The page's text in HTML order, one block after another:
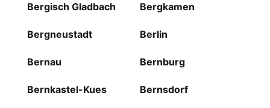
Bergisch Gladbach Bergkamen
Bergneustadt Berlin
Bernau Bernburg
Bernkastel-Kues Bernsdorf